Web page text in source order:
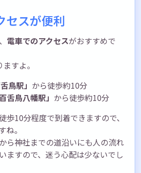
セスが便利
電車でのアクセスがおすすめで
すよ。
鳥駅」 から徒歩約10分
舌鳥八幡駅」 から徒歩約10分
歩10分程度で到着できますので、
ね。
ら神社までの道沿いにも人の流れ
ますので、迷う心配は少ないでし